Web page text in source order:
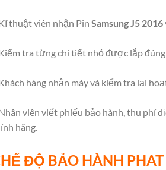
thuật viên nhận Pin Samsung J5 2016
tra từng chi tiết nhỏ được lắp
hàng nhận máy và kiểm tra lại
viên viết phiếu bảo hành, thu phí
hãng.
ĐỘ BẢO HÀNH